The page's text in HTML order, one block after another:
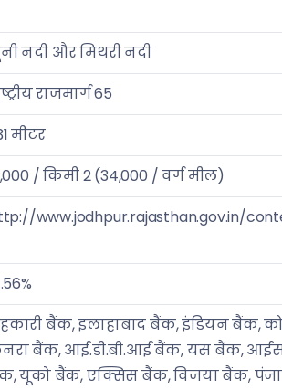
नदी और मिथरी नदी
राजमार्ग 65
मीटर
/ किमी 2 (34,000 / वर्ग मील)
www.jodhpur.rajasthan.gov.in/
बैंक, इलाहाबाद बैंक, इंडियन बैंक,
बैंक, आई.डी.बी.आई बैंक, यस बैंक,
यूको बैंक, एक्सिस बैंक, विजया बैंक,